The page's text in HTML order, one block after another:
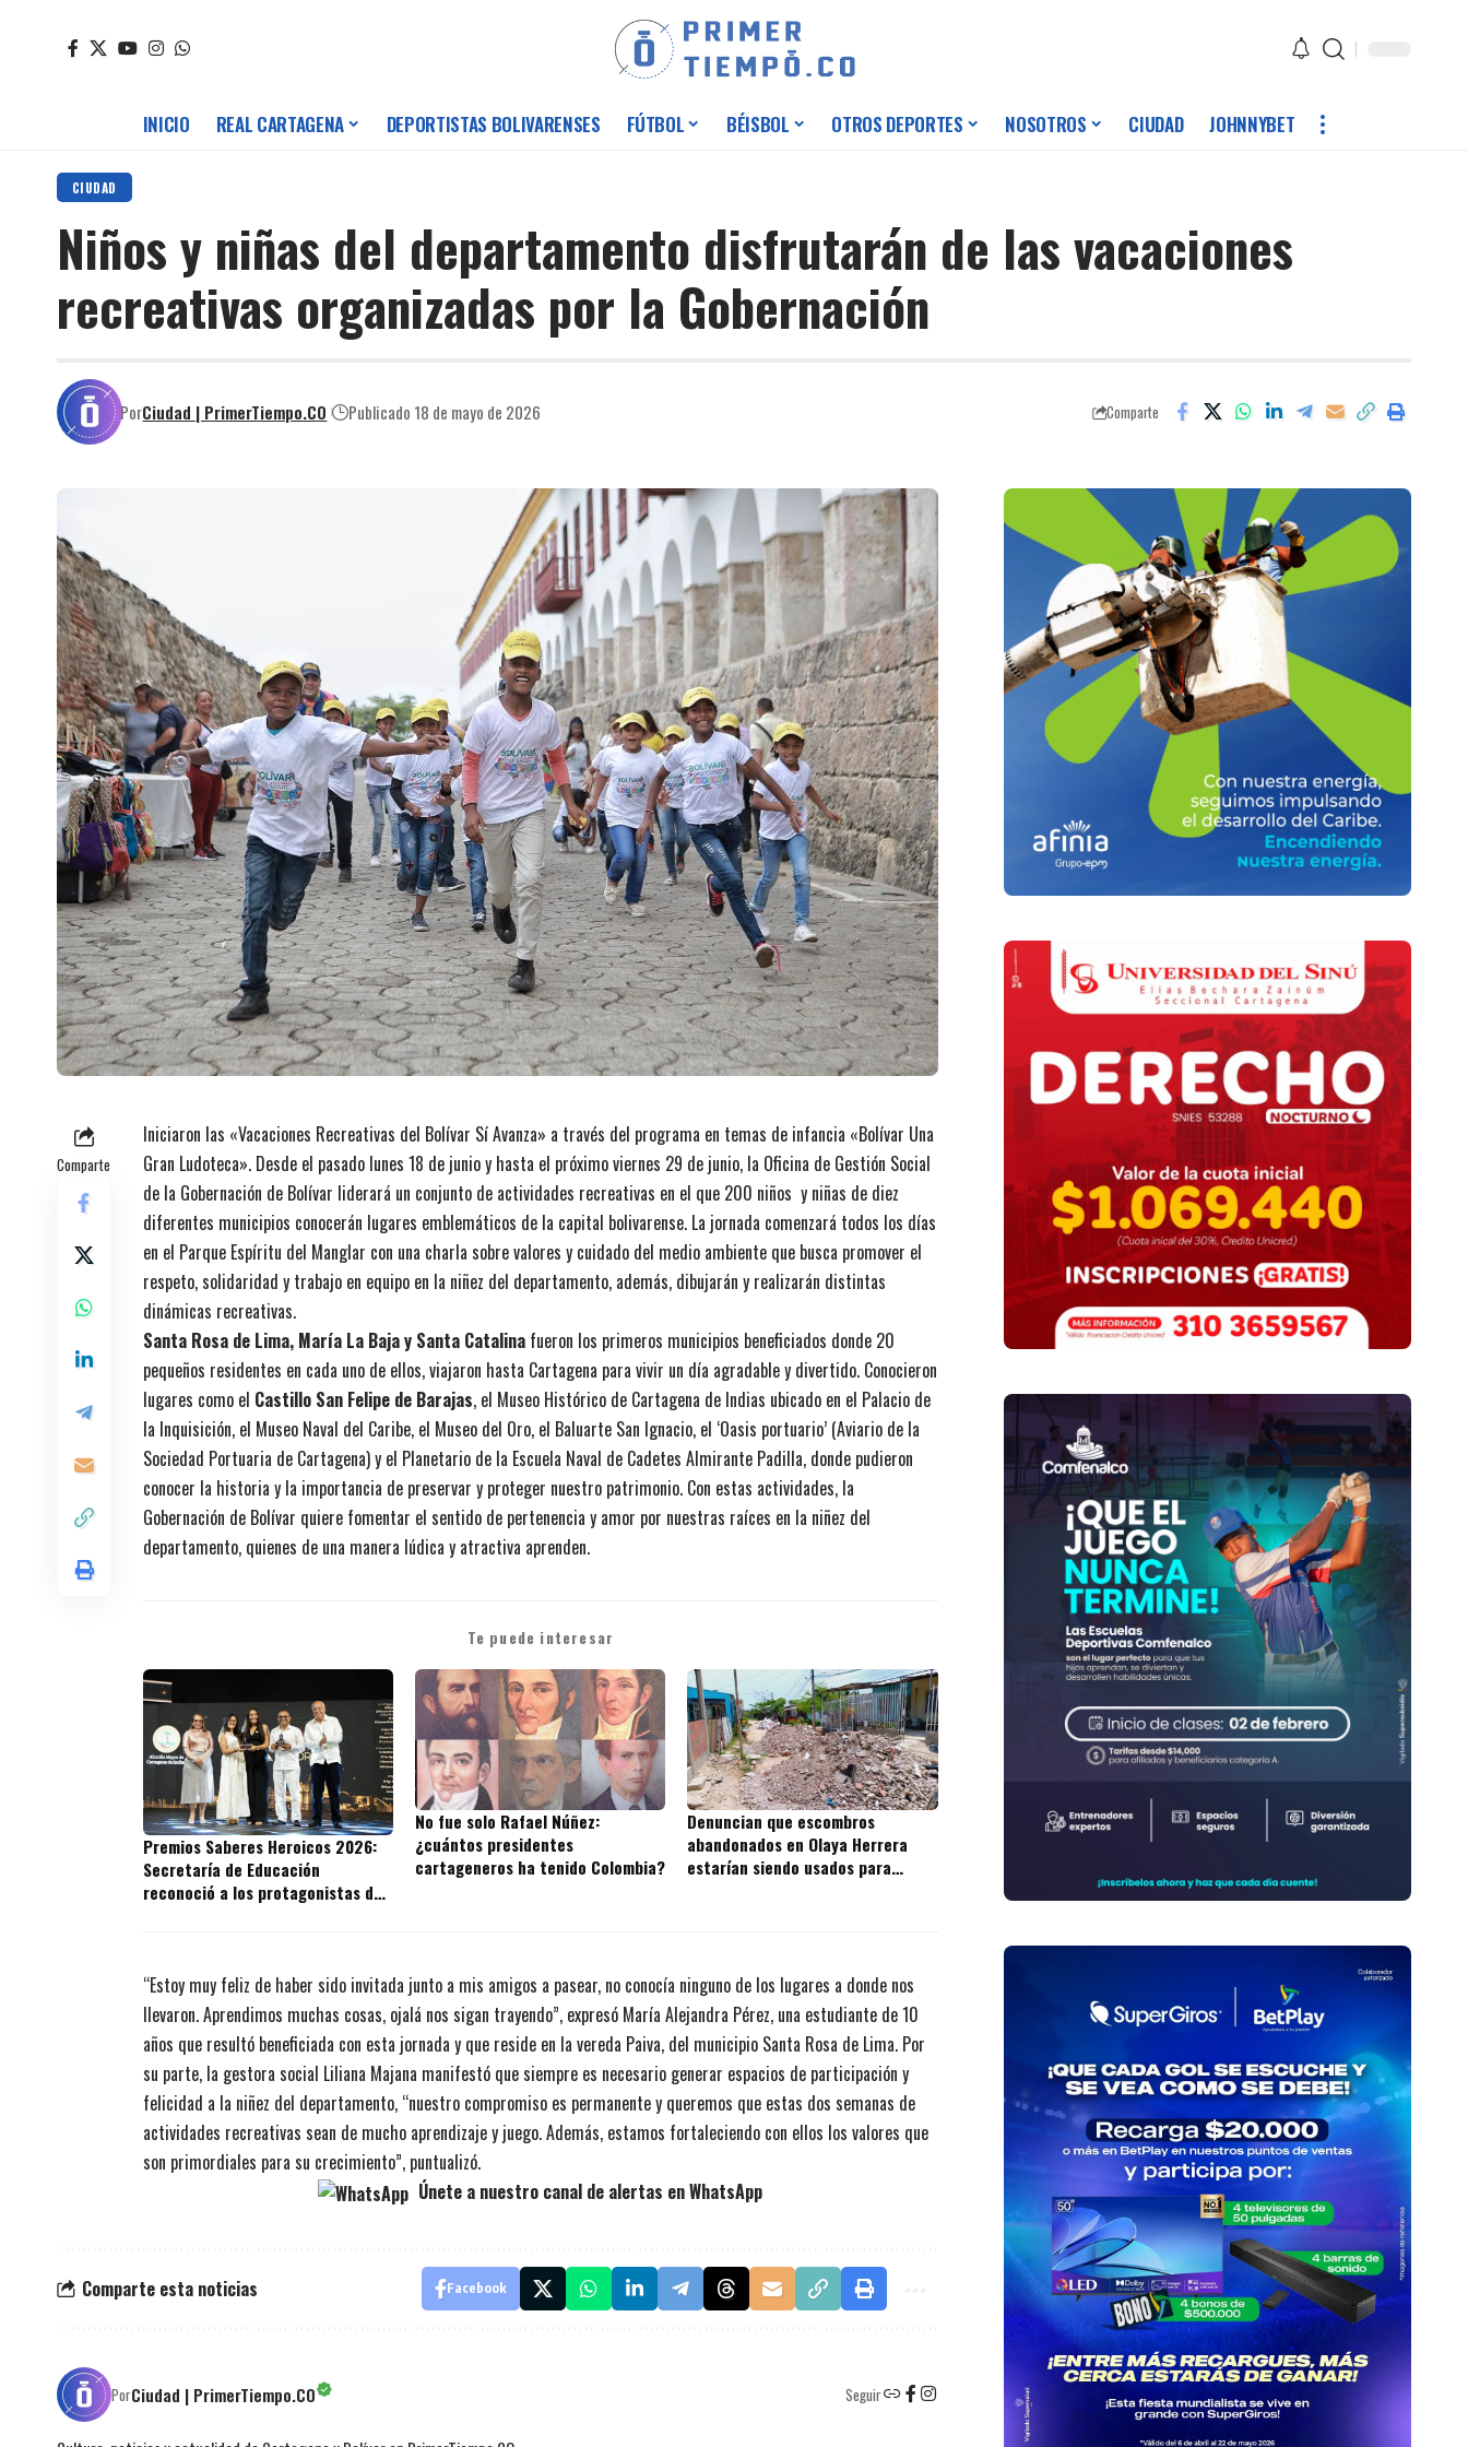
INICIO REAL CARTAGENA DEPORTISTAS BOLIVARENSES FÚTBOL BÉISBOL OTROS DEPORTES NOSOTROS CIUDAD JOHNNYBET
CIUDAD
Niños y niñas del departamento disfrutarán de las vacaciones
recreativas organizadas por la Gobernación
PorCiudad | PrimerTiempo.CO Publicado 18 de mayo de 2026 Comparte
Comparte
Iniciaron las «Vacaciones Recreativas del Bolívar Sí Avanza» a través del programa en temas de infancia «Bolívar Una
Gran Ludoteca». Desde el pasado lunes 18 de junio y hasta el próximo viernes 29 de junio, la Oficina de Gestión Social
de la Gobernación de Bolívar liderará un conjunto de actividades recreativas en el que 200 niños y niñas de diez
diferentes municipios conocerán lugares emblemáticos de la capital bolivarense. La jornada comenzará todos los días
en el Parque Espíritu del Manglar con una charla sobre valores y cuidado del medio ambiente que busca promover el
respeto, solidaridad y trabajo en equipo en la niñez del departamento, además, dibujarán y realizarán distintas
dinámicas recreativas.
Santa Rosa de Lima, María La Baja y Santa Catalina fueron los primeros municipios beneficiados donde 20
pequeños residentes en cada uno de ellos, viajaron hasta Cartagena para vivir un día agradable y divertido. Conocieron
lugares como el Castillo San Felipe de Barajas, el Museo Histórico de Cartagena de Indias ubicado en el Palacio de
la Inquisición, el Museo Naval del Caribe, el Museo del Oro, el Baluarte San Ignacio, el ‘Oasis portuario’ (Aviario de la
Sociedad Portuaria de Cartagena) y el Planetario de la Escuela Naval de Cadetes Almirante Padilla, donde pudieron
conocer la historia y la importancia de preservar y proteger nuestro patrimonio. Con estas actividades, la
Gobernación de Bolívar quiere fomentar el sentido de pertenencia y amor por nuestras raíces en la niñez del
departamento, quienes de una manera lúdica y atractiva aprenden.
Te puede interesar
Premios Saberes Heroicos 2026:
Secretaría de Educación
reconoció a los protagonistas de
No fue solo Rafael Núñez:
¿cuántos presidentes
cartageneros ha tenido Colombia?
Denuncian que escombros
abandonados en Olaya Herrera
estarían siendo usados para
“Estoy muy feliz de haber sido invitada junto a mis amigos a pasear, no conocía ninguno de los lugares a donde nos
llevaron. Aprendimos muchas cosas, ojalá nos sigan trayendo”, expresó María Alejandra Pérez, una estudiante de 10
años que resultó beneficiada con esta jornada y que reside en la vereda Paiva, del municipio Santa Rosa de Lima. Por
su parte, la gestora social Liliana Majana manifestó que siempre es necesario generar espacios de participación y
felicidad a la niñez del departamento, “nuestro compromiso es permanente y queremos que estas dos semanas de
actividades recreativas sean de mucho aprendizaje y juego. Además, estamos fortaleciendo con ellos los valores que
son primordiales para su crecimiento”, puntualizó.
Únete a nuestro canal de alertas en WhatsApp
Comparte esta noticias Facebook
PorCiudad | PrimerTiempo.CO Seguir